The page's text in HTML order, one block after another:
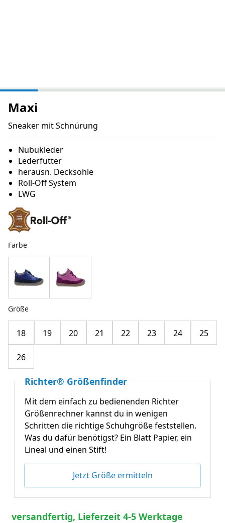
Maxi
Sneaker mit Schnürung
Nubukleder
Lederfutter
herausn. Decksohle
Roll-Off System
LWG
Farbe
Größe
18 19 20 21 22 23 24 25
26
Richter® Größenfinder
Mit dem einfach zu bedienenden Richter
Größenrechner kannst du in wenigen
Schritten die richtige Schuhgröße feststellen.
Was du dafür benötigst? Ein Blatt Papier, ein
Lineal und einen Stift!
Jetzt Größe ermitteln
versandfertig, Lieferzeit 4-5 Werktage